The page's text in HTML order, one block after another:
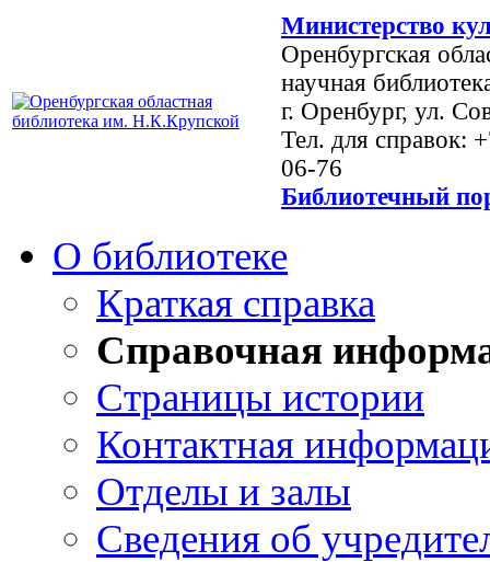
Министерство
Оренбургская
научная
г. Оренбург, ул.
Тел. для справок:
06-76
Библиотечный
О библиотеке
Краткая справка
Справочная
Страницы истории
Контактная
Отделы и залы
Сведения об